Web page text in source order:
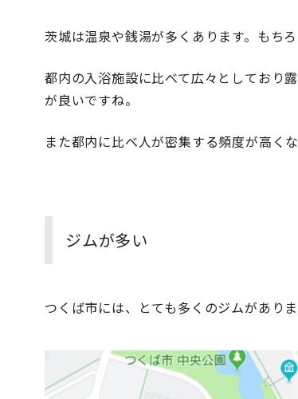
茨城は温泉や銭湯が多くあります。もち
都内の入浴施設に比べて広々としており
が良いですね。
また都内に比べ人が密集する頻度が高く
ジムが多い
つくば市には、とても多くのジムがありま